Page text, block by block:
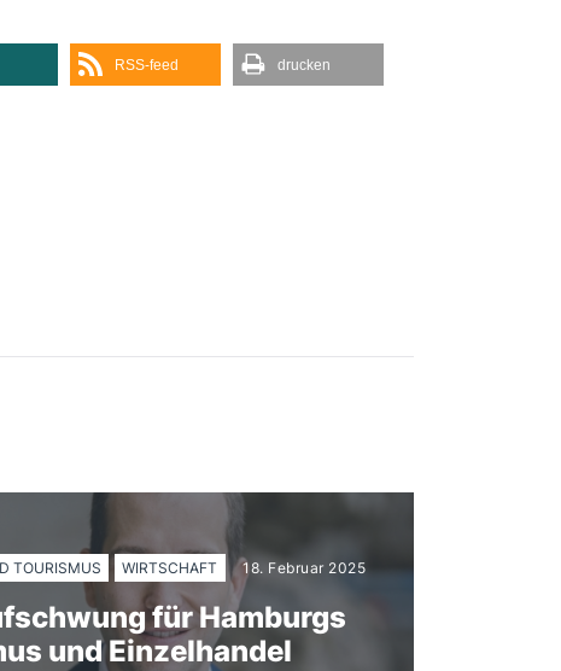
RSS-feed drucken
TOURISMUS WIRTSCHAFT 18. Februar 2025
für Hamburgs
und Einzelhandel